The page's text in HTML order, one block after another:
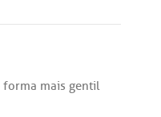
forma mais gentil